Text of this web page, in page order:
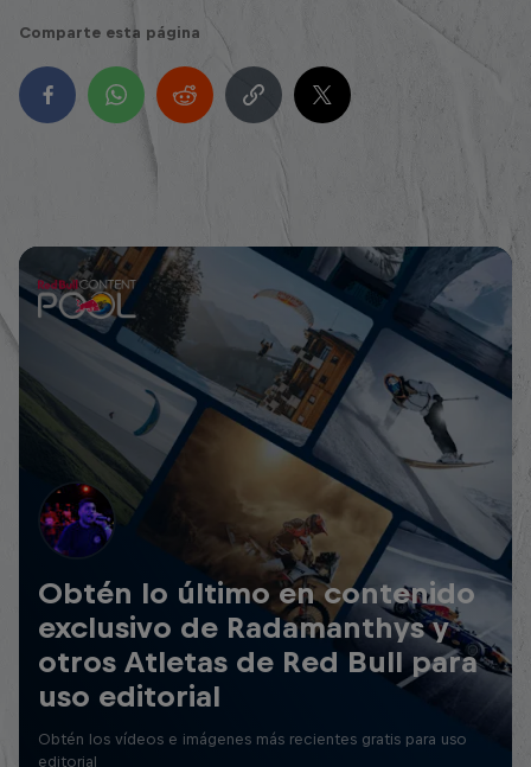
Comparte esta página
Obtén lo último en contenido
exclusivo de Radamanthys y
otros Atletas de Red Bull para
uso editorial
Obtén los vídeos e imágenes más recientes gratis para uso
editorial